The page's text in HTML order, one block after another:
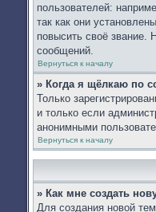
пользователей:
так как они
повысить своё звание.
сообщений.
Вернуться к началу
» Когда я щёлкаю по
Только
и только если
анонимными
Вернуться к началу
» Как мне создать
Для создания новой